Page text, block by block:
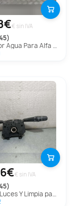
€ sin IVA
Para Alfa Romeo Mito
€ sin IVA
Y Limpia para Alfa Romeo Mito (145)